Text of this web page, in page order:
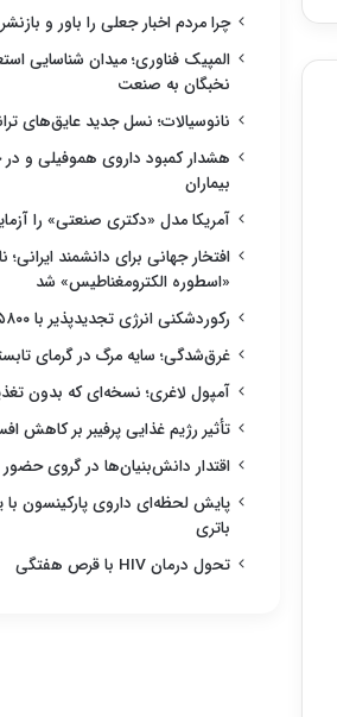
چرا مردم اخبار جعلی را باور و
المپیک فناوری؛ میدان شناسایی
نخبگان به صنعت
نانوسیالات؛ نسل جدید عایق‌های
هشدار کمبود داروی هموفیلی و
بیماران
آمریکا مدل «دکتری صنعتی» را
افتخار جهانی برای دانشمند ایرانی؛
«اسطوره الکترومغناطیس» شد
رکوردشکنی انرژی تجدیدپذیر با ۵۸۰۰ مگاوات برق
غرق‌شدگی؛ سایه مرگ در گرمای
آمپول لاغری؛ نسخه‌ای که بدون
تأثیر رژیم غذایی پرفیبر بر کاهش
اقتدار دانش‌بنیان‌ها در گروی حضور
پایش لحظه‌ای داروی پارکینسون
باتری
تحول درمان HIV با قرص هفتگی